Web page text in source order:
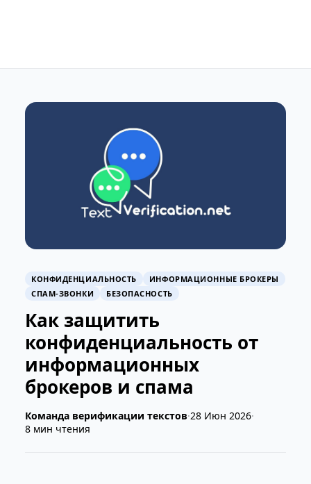
КОНФИДЕНЦИАЛЬНОСТЬ
ИНФОРМАЦИОННЫЕ БРОКЕРЫ
СПАМ-ЗВОНКИ
БЕЗОПАСНОСТЬ
Как защитить
конфиденциальность от
информационных
брокеров и спама
Команда верификации текстов·28 Июн 2026·
8 мин чтения